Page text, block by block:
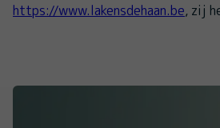
https://www.lakensdehaan.be, zij